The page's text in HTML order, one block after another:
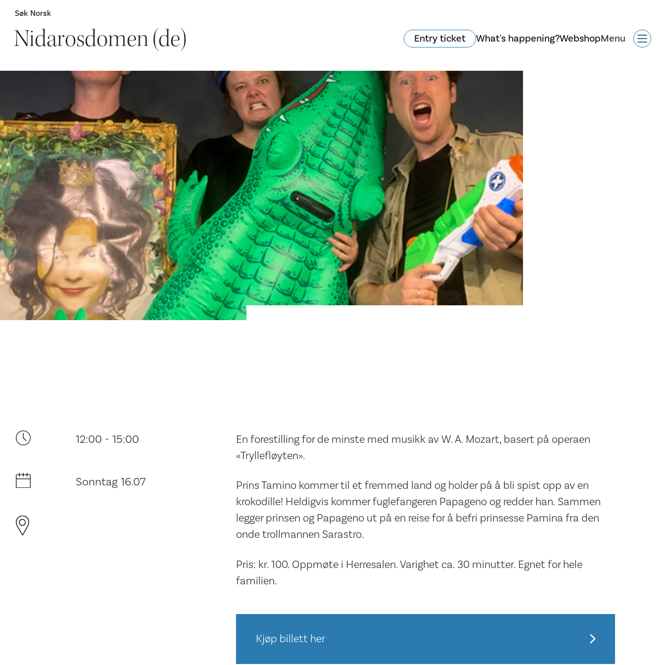
Søk Norsk
Nidarosdomen (de) Entry ticket What's happening?WebshopMenu
Musikk
12:00 - 15:00
Sonntag 16.07
En forestilling for de minste med musikk av W. A. Mozart, basert på operaen
«Tryllefløyten».
Prins Tamino kommer til et fremmed land og holder på å bli spist opp av en
krokodille! Heldigvis kommer fuglefangeren Papageno og redder han. Sammen
legger prinsen og Papageno ut på en reise for å befri prinsesse Pamina fra den
onde trollmannen Sarastro.
Pris: kr. 100. Oppmøte i Herresalen. Varighet ca. 30 minutter. Egnet for hele
familien.
Kjøp billett her